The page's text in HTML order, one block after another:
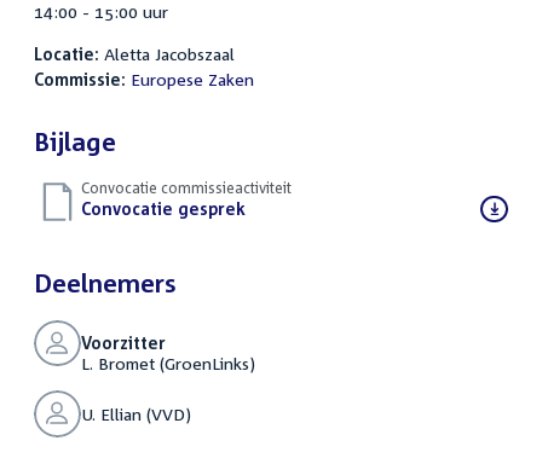
14:00 - 15:00 uur
Locatie: Aletta Jacobszaal
Commissie: Europese Zaken
Bijlage
Convocatie commissieactiviteit
Download
Convocatie gesprek
Deelnemers
Voorzitter
L. Bromet (GroenLinks)
U. Ellian (VVD)